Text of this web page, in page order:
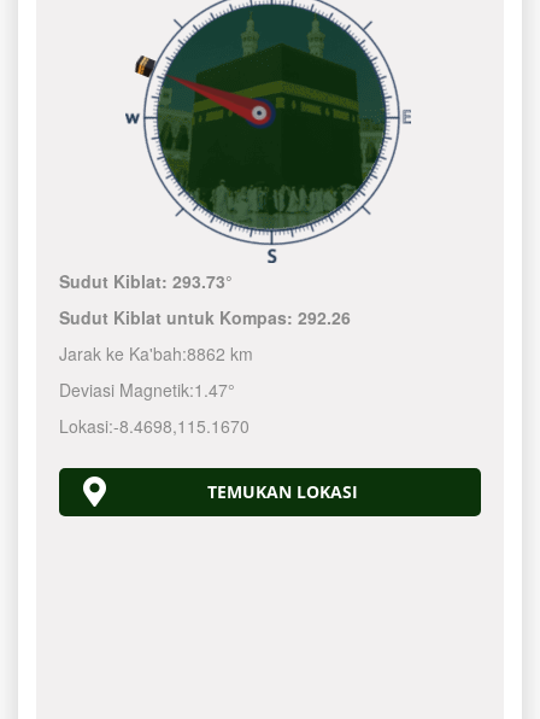
Sudut Kiblat:293.73°
Sudut Kiblat untuk Kompas:292.26
Jarak ke Ka'bah:8862 km
Deviasi Magnetik:1.47°
Lokasi:-8.4698,115.1670
TEMUKAN LOKASI